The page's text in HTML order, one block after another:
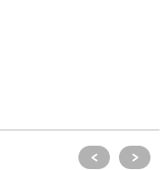
< >